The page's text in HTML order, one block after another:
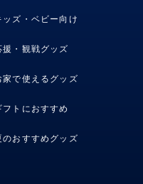
ッズ・ベビー向け
援・観戦グッズ
家で使えるグッズ
フトにおすすめ
のおすすめグッズ